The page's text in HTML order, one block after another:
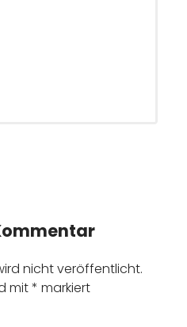
nicht veröffentlicht.
mit* markiert